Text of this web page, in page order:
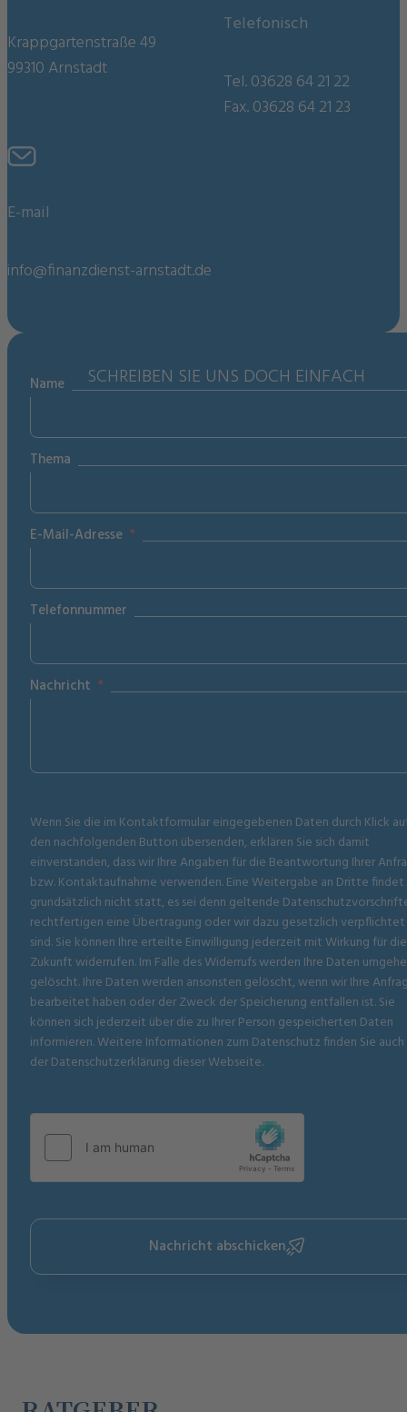
Krappgartenstraße 49
99310 Arnstadt
Telefonisch
Tel. 03628 64 21 22
Fax. 03628 64 21 23
E-mail
info@finanzdienst-arnstadt.de
SCHREIBEN SIE UNS DOCH EINFACH
Name
Thema
E-Mail-Adresse
Telefonnummer
Nachricht
Wenn Sie die im Kontaktformular eingegebenen Daten durch Klick
den nachfolgenden Button übersenden, erklären Sie sich damit
einverstanden, dass wir Ihre Angaben für die Beantwortung Ihrer
bzw. Kontaktaufnahme verwenden. Eine Weitergabe an Dritte findet
grundsätzlich nicht statt, es sei denn geltende
rechtfertigen eine Übertragung oder wir dazu gesetzlich verpflichtet
sind. Sie können Ihre erteilte Einwilligung jederzeit mit Wirkung für die
Zukunft widerrufen. Im Falle des Widerrufs werden Ihre Daten
gelöscht. Ihre Daten werden ansonsten gelöscht, wenn wir Ihre
bearbeitet haben oder der Zweck der Speicherung entfallen ist. Sie
können sich jederzeit über die zu Ihrer Person gespeicherten Daten
informieren. Weitere Informationen zum Datenschutz finden Sie auch
der Datenschutzerklärung dieser Webseite.
Nachricht abschicken